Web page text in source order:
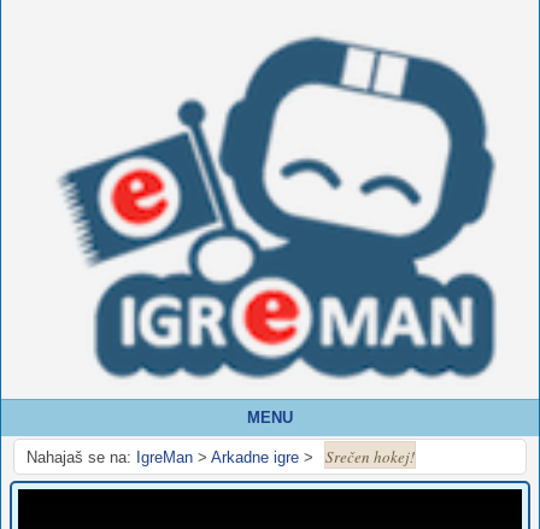
MENU
Nahajaš se na: IgreMan > Arkadne igre > Srečen hokej!